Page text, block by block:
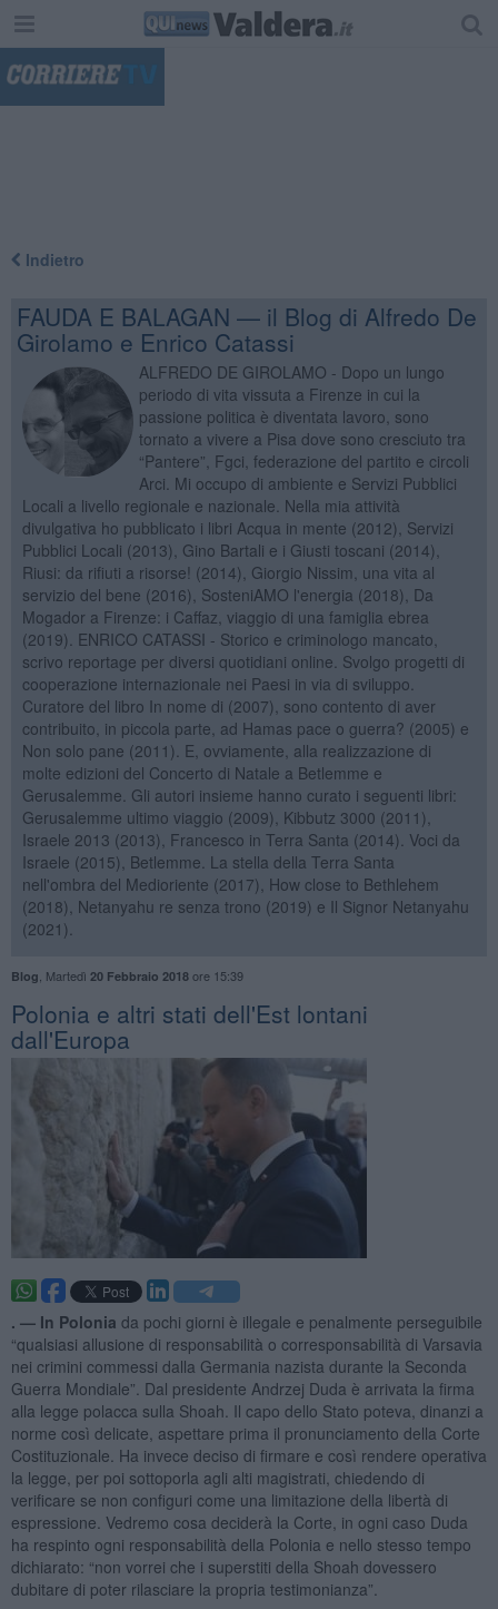
Indietro
FAUDA E BALAGAN — il Blog di Alfredo De
Girolamo e Enrico Catassi
ALFREDO DE GIROLAMO - Dopo un lungo
periodo di vita vissuta a Firenze in cui la
passione politica è diventata lavoro, sono
tornato a vivere a Pisa dove sono cresciuto tra
“Pantere”, Fgci, federazione del partito e circoli
Arci. Mi occupo di ambiente e Servizi Pubblici
Locali a livello regionale e nazionale. Nella mia attività
divulgativa ho pubblicato i libri Acqua in mente (2012), Servizi
Pubblici Locali (2013), Gino Bartali e i Giusti toscani (2014),
Riusi: da rifiuti a risorse! (2014), Giorgio Nissim, una vita al
servizio del bene (2016), SosteniAMO l'energia (2018), Da
Mogador a Firenze: i Caffaz, viaggio di una famiglia ebrea
(2019). ENRICO CATASSI - Storico e criminologo mancato,
scrivo reportage per diversi quotidiani online. Svolgo progetti di
cooperazione internazionale nei Paesi in via di sviluppo.
Curatore del libro In nome di (2007), sono contento di aver
contribuito, in piccola parte, ad Hamas pace o guerra? (2005) e
Non solo pane (2011). E, ovviamente, alla realizzazione di
molte edizioni del Concerto di Natale a Betlemme e
Gerusalemme. Gli autori insieme hanno curato i seguenti libri:
Gerusalemme ultimo viaggio (2009), Kibbutz 3000 (2011),
Israele 2013 (2013), Francesco in Terra Santa (2014). Voci da
Israele (2015), Betlemme. La stella della Terra Santa
nell'ombra del Medioriente (2017), How close to Bethlehem
(2018), Netanyahu re senza trono (2019) e Il Signor Netanyahu
(2021).
Blog Martedì 20 Febbraio 2018ore 15:39
Polonia e altri stati dell'Est lontani
dall'Europa
. — In Polonia da pochi giorni è illegale e penalmente perseguibile
“qualsiasi allusione di responsabilità o corresponsabilità di Varsavia
nei crimini commessi dalla Germania nazista durante la Seconda
Guerra Mondiale”. Dal presidente Andrzej Duda è arrivata la firma
alla legge polacca sulla Shoah. Il capo dello Stato poteva, dinanzi a
norme così delicate, aspettare prima il pronunciamento della Corte
Costituzionale. Ha invece deciso di firmare e così rendere operativa
la legge, per poi sottoporla agli alti magistrati, chiedendo di
verificare se non configuri come una limitazione della libertà di
espressione. Vedremo cosa deciderà la Corte, in ogni caso Duda
ha respinto ogni responsabilità della Polonia e nello stesso tempo
dichiarato: “non vorrei che i superstiti della Shoah dovessero
dubitare di poter rilasciare la propria testimonianza”.